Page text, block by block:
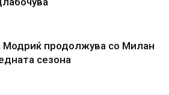
Модриќ продолжува со Милан
сезона